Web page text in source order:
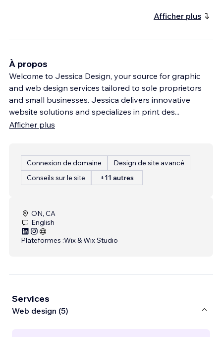
Afficher plus
À propos
Welcome to Jessica Design, your source for graphic
and web design services tailored to sole proprietors
and small businesses. Jessica delivers innovative
website solutions and specializes in print des...
Afficher plus
Connexion de domaine
Design de site avancé
Conseils sur le site
+11 autres
ON, CA
English
Plateformes :Wix & Wix Studio
Services
Web design (5)